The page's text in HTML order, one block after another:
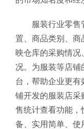
服装行业零售
置、商品类别、商
映仓库的采购情
况。为服装等店
台，帮助企业更
铺开发的服装店采
售统计查看功能，
备、实用简单、使